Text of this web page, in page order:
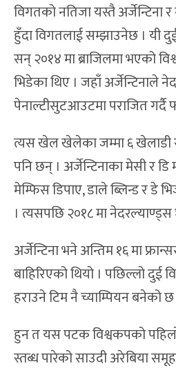
विगतको नतिजा यस्तै
हुँदा विगतलाई सम्झाउनेछ । यी
सन् २०१४ मा ब्राजिलमा भएको
भिडेका थिए । जहाँ अर्जेन्टिनाले
पेनाल्टीसुटआउटमा पराजित गर्दै
त्यस खेल खेलेका जम्मा ६ खेलाडी
पनि छन् । अर्जेन्टिनाका मेसी र
मेम्फिस डिपाए, डाले ब्लिन्ड र डे
। त्यसपछि २०१८ मा
अर्जेन्टिना भने अन्तिम १६ मा
बाहिरिएको थियो । पछिल्लो दुई
हराउने टिम नै च्याम्पियन बनेको छ
हुन त यस पटक विश्वकपको
स्तब्ध पारेको साउदी अरेबिया